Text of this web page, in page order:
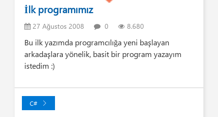
İlk programımız
27 Ağustos 2008 0 8.680
Bu ilk yazımda programcılığa yeni başlayan
arkadaşlara yönelik, basit bir program yazayım
istedim :)
C#